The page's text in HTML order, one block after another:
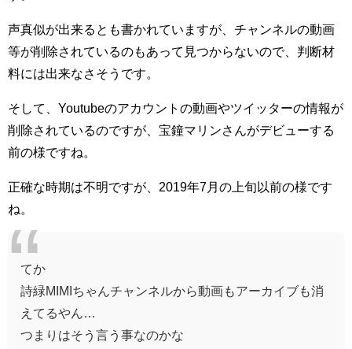
声真似が出来るとも書かれていますが、チャンネルの動画
等が削除されているのもあって見つからないので、判断材
料には出来なさそうです。
そして、Youtubeのアカウントの動画やツイッターの情報が
削除されているのですが、宝鐘マリンさんがデビューする
前の様ですね。
正確な時期は不明ですが、2019年7月の上旬以前の様です
ね。
てか
詩緑MIMIちゃんチャンネルから動画もアーカイブも消
えてるやん…
つまりはそう言う事なのかな